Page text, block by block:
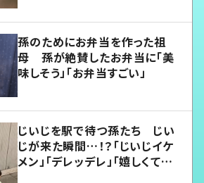
孫のためにお弁当を作った祖
母 孫が絶賛したお弁当に「美
味しそう」「お弁当すごい」
じいじを駅で待つ孫たち じい
じが来た瞬間…！？「じいじイケ
メン」「デレッデレ」「嬉しくて可